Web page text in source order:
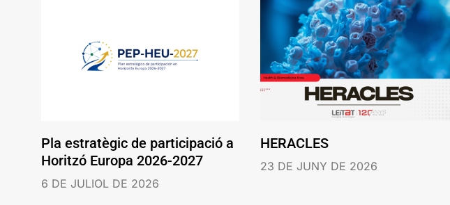
Pla estratègic de participació a
Horitzó Europa 2026-2027
6 DE JULIOL DE 2026
HERACLES
23 DE JUNY DE 2026